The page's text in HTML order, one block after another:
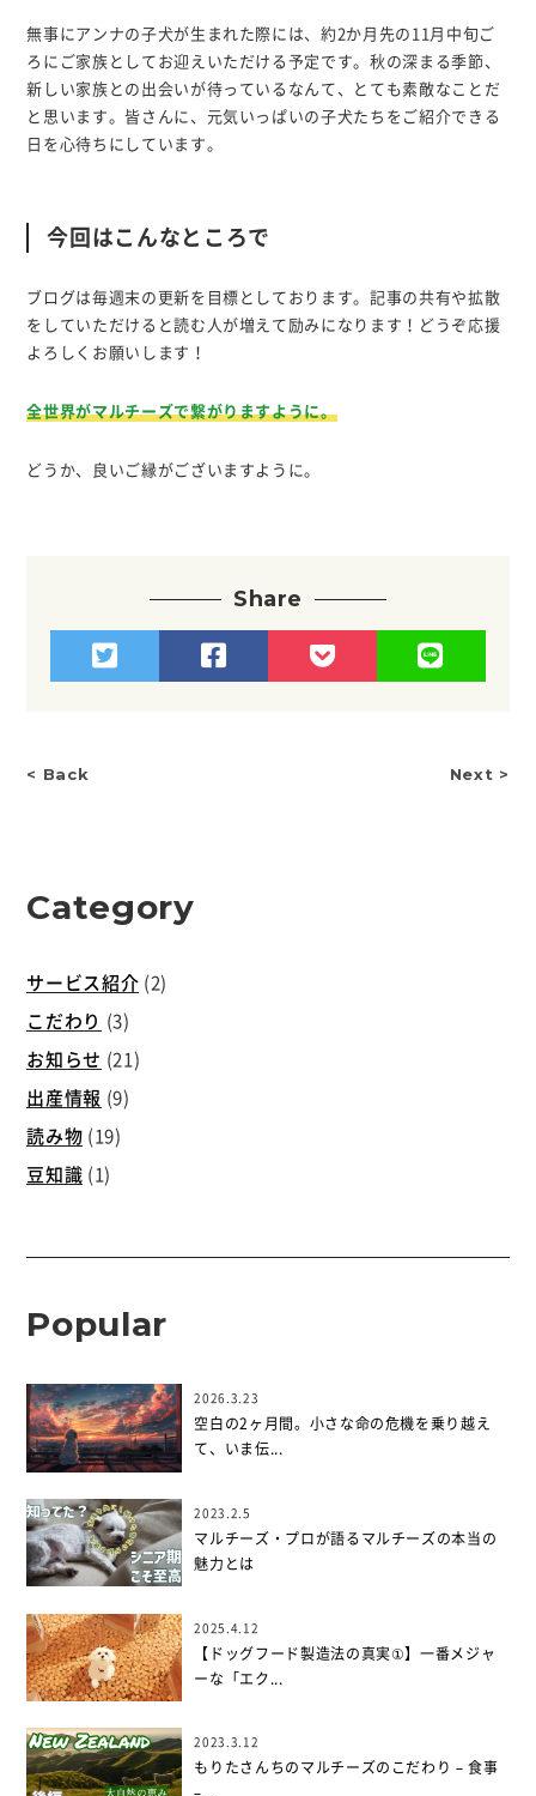
無事にアンナの子犬が生まれた際には、約2か月先の11月中旬ご
ろにご家族としてお迎えいただける予定です。秋の深まる季節、
新しい家族との出会いが待っているなんて、とても素敵なことだ
と思います。皆さんに、元気いっぱいの子犬たちをご紹介できる
日を心待ちにしています。
今回はこんなところで
ブログは毎週末の更新を目標としております。記事の共有や拡散
をしていただけると読む人が増えて励みになります！どうぞ応援
よろしくお願いします！
全世界がマルチーズで繋がりますように。
どうか、良いご縁がございますように。
Share
< Back Next >
Category
サービス紹介 (2)
こだわり (3)
お知らせ (21)
出産情報 (9)
読み物 (19)
豆知識 (1)
Popular
2026.3.23
空白の2ヶ月間。小さな命の危機を乗り越え
て、いま伝...
2023.2.5
マルチーズ・プロが語るマルチーズの本当の
魅力とは
2025.4.12
【ドッグフード製造法の真実①】一番メジャ
ーな「エク...
2023.3.12
もりたさんちのマルチーズのこだわり – 食事
–...